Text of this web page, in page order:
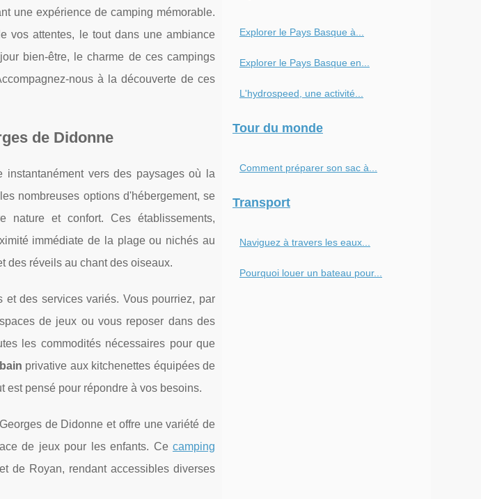
une expérience de camping mémorable.
vos attentes, le tout dans une ambiance
bien-être, le charme de ces campings
nous à la découverte de ces
de Didonne
instantanément vers des paysages où la
nombreuses options d'hébergement, se
nature et confort. Ces établissements,
immédiate de la plage ou nichés au
des réveils au chant des oiseaux.
des services variés. Vous pourriez, par
de jeux ou vous reposer dans des
les commodités nécessaires pour que
privative aux kitchenettes équipées de
est pensé pour répondre à vos besoins.
de Didonne et offre une variété de
de jeux pour les enfants. Ce camping
de Royan, rendant accessibles diverses
Explorer le Pays Basque à...
Explorer le Pays Basque en...
L'hydrospeed, une activité...
Tour du monde
Comment préparer son sac à...
Transport
Naviguez à travers les eaux...
Pourquoi louer un bateau pour...